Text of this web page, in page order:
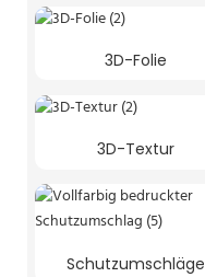
3D-Folie
3D-Textur
Schutzumschläge